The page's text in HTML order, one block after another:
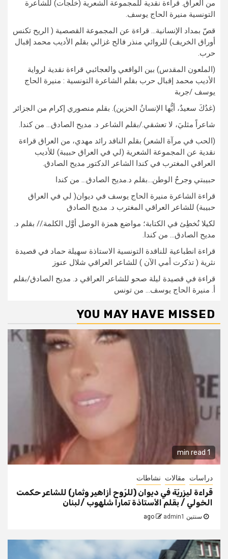
من العراق. قراءة نقدية للمجموعة الشعرية (خلجات) للشاعرة
التونسية منيرة الحاج يوسف.
قصّ بمداد الإنسانية… قراءة عن المجموعة القصصية ( الريح تكنس
أوراق الخريف) للروائي منذر فالح غزالي بقلم الأديب محمد إقبال
حرب.
(الملعون المقدس) بين الواقعي والعجائبي قراءة نقدية لرواية
الأديب محمد إقبال حرب بقلم الشاعرة التونسية : منيرة الحاج
يوسف /جربة
(غدُكَ سعيدٌ، أيُّها الإنسانُ الحزين). بقلم منصوري إكرام من الجزائر
شاعراً مثليَ، لا تعشقي./بقلم الشاعر د. مديح الصادق… من كندا.
(الحب في مرآة الشعر) بقلم الناقد رائد مهدي، من العراق قراءة
نقدية عن المجموعة الشعرية (لي في العراق حبيبة) للأديب
العراقي المغترب في كندا الشاعر الدكتور مديح الصادق.
حبيبتي وجرحُ الوطن…بقلم د.مديح الصادق… من كندا
قراءة الشاعرة منيرة الحاج يوسف في ديوان( لي في العراق
حبيبة) للشاعر العراقي المغترب د. مديح الصادق
لكيلا نُخطِئ في الكتابة؛ مواضع همزة الوصل أوَّل الكلمة.// بقلم د.
مديح الصادق… من كندا.
قراءة انطباعية للناقدة التونسية الاستاذة سهيلة حماد في قصيدة
نثرية ( تذكرت أمي الآن ) للشاعر العراقي شلال عنوز
قراءة في قصيدة ليلة صحو للشاعر العراقي د. مديح الصادق/بقلم
أ. منيرة الحاج يوسف… من تونس
YOU MAY HAVE MISSED
1 min read
دراسات مقالات نشاطات
قراءة ليزريّة في ديوان (للرّوح أزاهير وثمار) للشاعر حكمت
الخولي / بقلم الأستاذة تمارا شلهوب /لبنان
سنتين ago admin1